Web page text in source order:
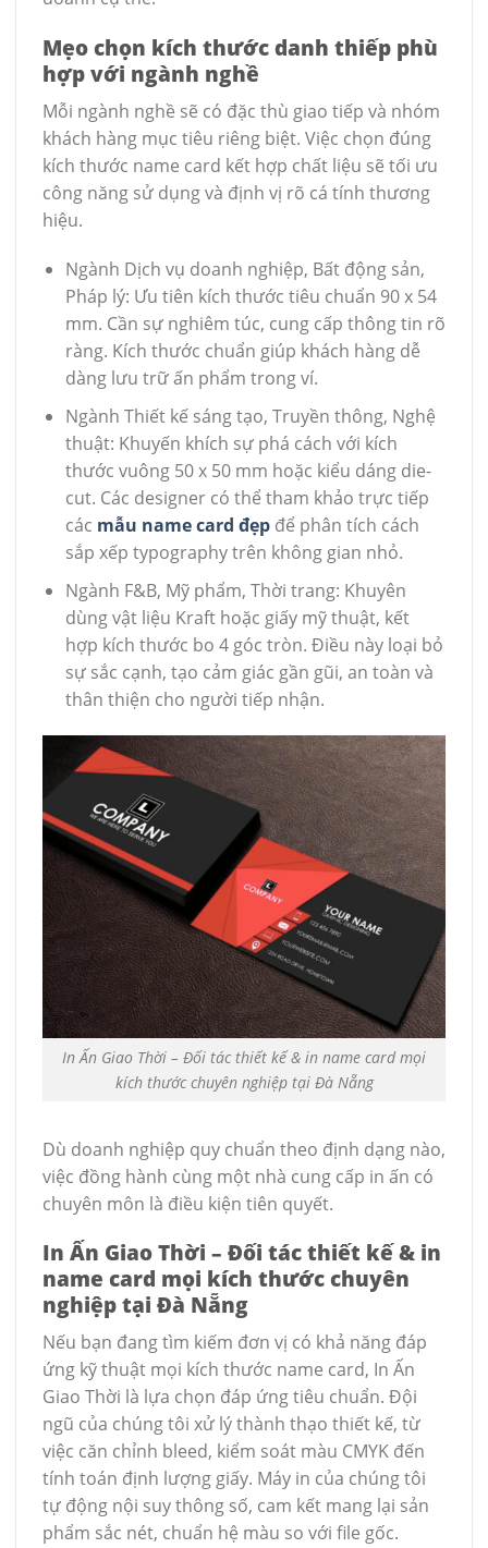
Mẹo chọn kích thước danh thiếp phù
hợp với ngành nghề
Mỗi ngành nghề sẽ có đặc thù giao tiếp và nhóm
khách hàng mục tiêu riêng biệt. Việc chọn đúng
kích thước name card kết hợp chất liệu sẽ tối ưu
công năng sử dụng và định vị rõ cá tính thương
hiệu.
Ngành Dịch vụ doanh nghiệp, Bất động sản,
Pháp lý: Ưu tiên kích thước tiêu chuẩn 90 x 54
mm. Cần sự nghiêm túc, cung cấp thông tin rõ
ràng. Kích thước chuẩn giúp khách hàng dễ
dàng lưu trữ ấn phẩm trong ví.
Ngành Thiết kế sáng tạo, Truyền thông, Nghệ
thuật: Khuyến khích sự phá cách với kích
thước vuông 50 x 50 mm hoặc kiểu dáng die-
cut. Các designer có thể tham khảo trực tiếp
các mẫu name card đẹp để phân tích cách
sắp xếp typography trên không gian nhỏ.
Ngành F&B, Mỹ phẩm, Thời trang: Khuyên
dùng vật liệu Kraft hoặc giấy mỹ thuật, kết
hợp kích thước bo 4 góc tròn. Điều này loại bỏ
sự sắc cạnh, tạo cảm giác gần gũi, an toàn và
thân thiện cho người tiếp nhận.
In Ấn Giao Thời – Đối tác thiết kế & in name card mọi
kích thước chuyên nghiệp tại Đà Nẵng
Dù doanh nghiệp quy chuẩn theo định dạng nào,
việc đồng hành cùng một nhà cung cấp in ấn có
chuyên môn là điều kiện tiên quyết.
In Ấn Giao Thời – Đối tác thiết kế & in
name card mọi kích thước chuyên
nghiệp tại Đà Nẵng
Nếu bạn đang tìm kiếm đơn vị có khả năng đáp
ứng kỹ thuật mọi kích thước name card, In Ấn
Giao Thời là lựa chọn đáp ứng tiêu chuẩn. Đội
ngũ của chúng tôi xử lý thành thạo thiết kế, từ
việc căn chỉnh bleed, kiểm soát màu CMYK đến
tính toán định lượng giấy. Máy in của chúng tôi
tự động nội suy thông số, cam kết mang lại sản
phẩm sắc nét, chuẩn hệ màu so với file gốc.